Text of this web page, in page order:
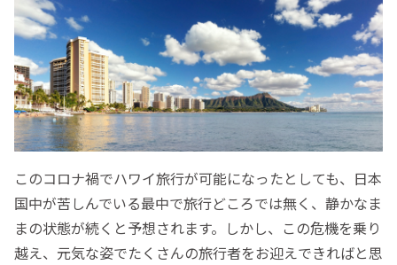
このコロナ禍でハワイ旅行が可能になったとしても、日本
国中が苦しんでいる最中で旅行どころでは無く、静かなま
まの状態が続くと予想されます。しかし、この危機を乗り
越え、元気な姿でたくさんの旅行者をお迎えできればと思